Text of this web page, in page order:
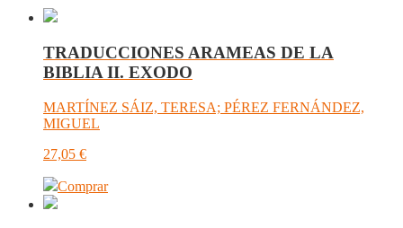
TRADUCCIONES ARAMEAS DE LA
BIBLIA II. EXODO
MARTÍNEZ SÁIZ, TERESA; PÉREZ FERNÁNDEZ,
MIGUEL
27,05 €
Comprar